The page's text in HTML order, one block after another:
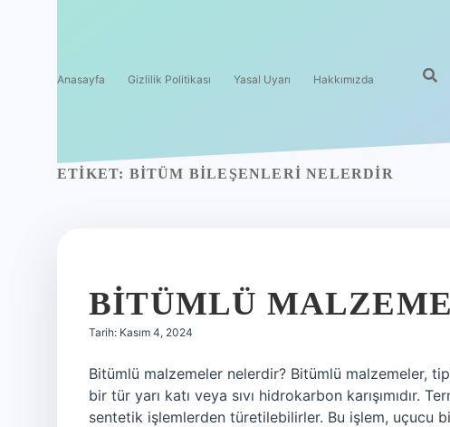
Anasayfa Gizlilik Politikası Yasal Uyarı Hakkımızda
ETIKET: BITÜM BILEŞENLERI NELERDIR
BITÜMLÜ
Tarih: Kasım 4, 2024
Bitümlü malzemeler nelerdir? Bitümlü malzemeler,
bir tür yarı katı veya sıvı hidrokarbon karışımıdır.
sentetik işlemlerden türetilebilirler. Bu işlem, uçucu